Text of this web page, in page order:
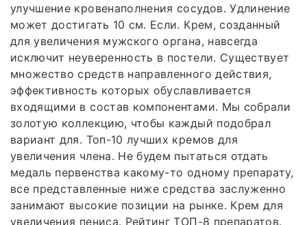
улучшение кровенаполнения сосудов. Удлинение
может достигать 10 см. Если. Крем, созданный
для увеличения мужского органа, навсегда
исключит неуверенность в постели. Существует
множество средств направленного действия,
эффективность которых обуславливается
входящими в состав компонентами. Мы собрали
золотую коллекцию, чтобы каждый подобрал
вариант для. Топ-10 лучших кремов для
увеличения члена. Не будем пытаться отдать
медаль первенства какому-то одному препарату,
все представленные ниже средства заслуженно
занимают высокие позиции на рынке. Крем для
увеличения пениса. Рейтинг ТОП-8 препаратов.